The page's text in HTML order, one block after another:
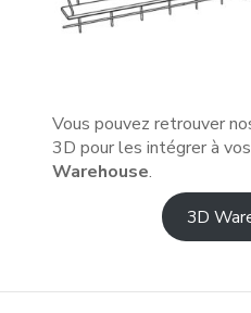
Vous pouvez retrouver
3D pour les intégrer à
Warehouse.
3D